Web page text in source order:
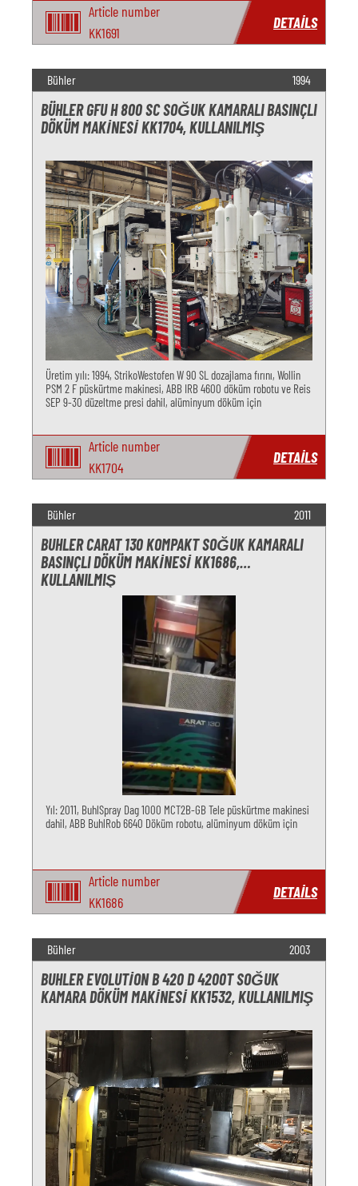
Article number
KK1691
DETAILS
Bühler 1994
BÜHLER GFU H 800 SC SOĞUK KAMARALI BASINÇLI
DÖKÜM MAKINESI KK1704, KULLANILMIŞ
Üretim yılı: 1994, StrikoWestofen W 90 SL dozajlama fırını, Wollin
PSM 2 F püskürtme makinesi, ABB IRB 4600 döküm robotu ve Reis
SEP 9-30 düzeltme presi dahil, alüminyum döküm için
Article number
KK1704
DETAILS
Bühler 2011
BUHLER CARAT 130 KOMPAKT SOĞUK KAMARALI
BASINÇLI DÖKÜM MAKINESI KK1686,
KULLANILMIŞ
Yıl: 2011, BuhlSpray Dag 1000 MCT2B-GB Tele püskürtme makinesi
dahil, ABB BuhlRob 6640 Döküm robotu, alüminyum döküm için
Article number
KK1686
DETAILS
Bühler 2003
BUHLER EVOLUTION B 420 D 4200T SOĞUK
KAMARA DÖKÜM MAKINESI KK1532, KULLANILMIŞ